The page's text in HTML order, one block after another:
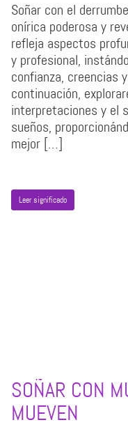
Soñar con el
onírica poderosa y
refleja aspectos
y profesional,
confianza, creencias
continuación,
interpretaciones y el
sueños,
mejor […]
Leer significado
SOÑAR CON
MUEVEN